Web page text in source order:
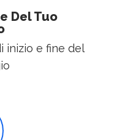
Del Tuo
inizio e fine del